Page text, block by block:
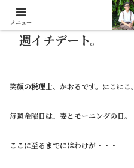
週イチデート。
笑顔の税理士、かおるです。にこにこ。
毎週金曜日は、妻とモーニングの日。
ここに至るまでにはわけが・・・
メニュー